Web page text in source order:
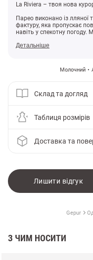
La Riviera – твоя нова
Парео виконано із лляної
фактуру, яка пропускає
навіть у спекотну погоду.
Детальніше
Молочний
Склад та догляд
Таблиця розмірів
Доставка та
Лишити відгук
Gepur
З ЧИМ НОСИТИ